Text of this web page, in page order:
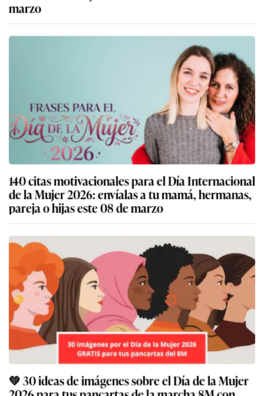
marzo
140 citas motivacionales para el Día Internacional
de la Mujer 2026: envíalas a tu mamá, hermanas,
pareja o hijas este 08 de marzo
💚 30 ideas de imágenes sobre el Día de la Mujer